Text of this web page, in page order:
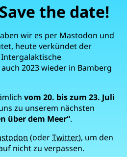
the date!
wir es per Mastodon und
heute verkündet der
2023 wieder in Bamberg
vom 20. bis zum 23. Juli
zu unserem nächsten
über dem Meer“.
(oderTwitter), um den
nicht zu verpassen.